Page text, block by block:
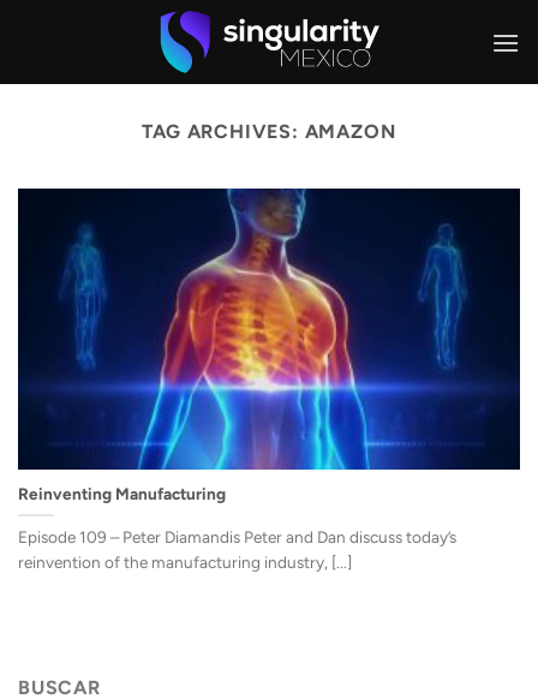
TAG ARCHIVES: AMAZON
Reinventing Manufacturing
Episode 109 – Peter Diamandis Peter and Dan discuss today’s
reinvention of the manufacturing industry, [...]
BUSCAR